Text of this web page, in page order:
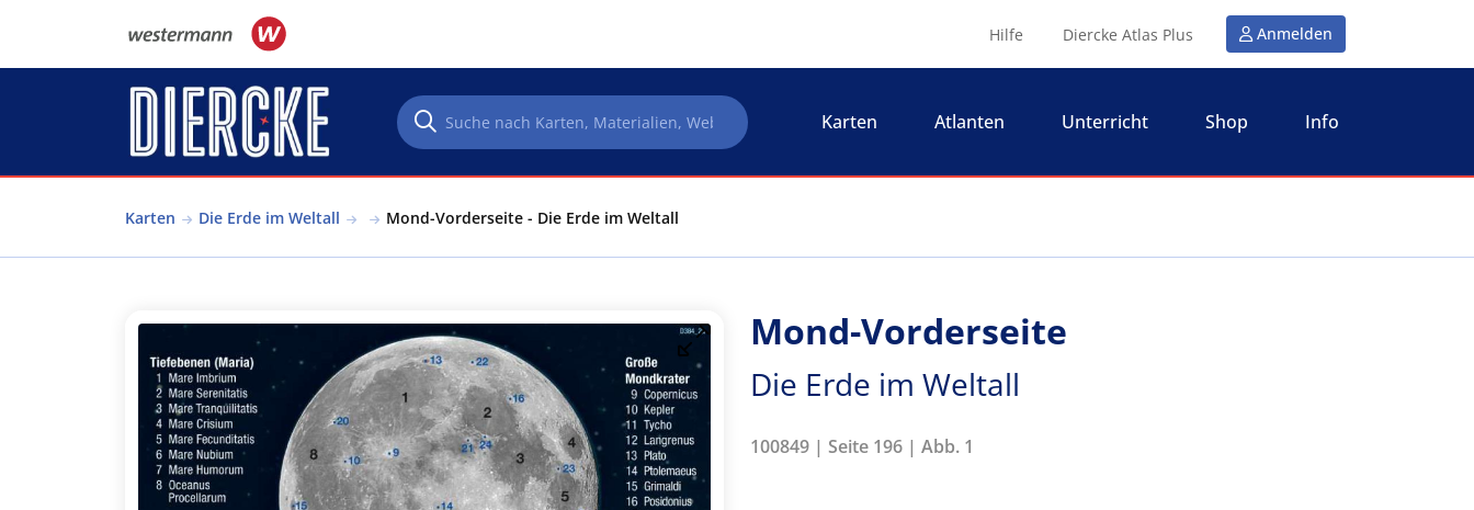
Hilfe Diercke Atlas Plus Anmelden
Karten Atlanten Unterricht Shop Info
Karten Die Erde im Weltall Mond-Vorderseite - Die Erde im Weltall
Mond-Vorderseite
Die Erde im Weltall
100849 | Seite 196 | Abb. 1